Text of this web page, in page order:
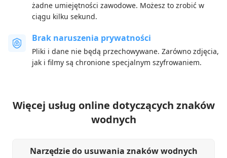
żadne umiejętności zawodowe. Możesz to zrobić w
ciągu kilku sekund.
Brak naruszenia prywatności
Pliki i dane nie będą przechowywane. Zarówno zdjęcia,
jak i filmy są chronione specjalnym szyfrowaniem.
Więcej usług online dotyczących znaków
wodnych
Narzędzie do usuwania znaków wodnych